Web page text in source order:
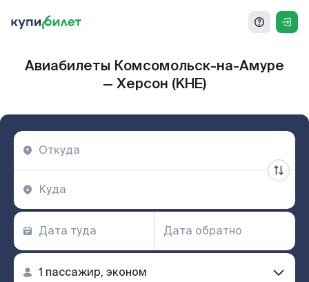
Авиабилеты Комсомольск-на-Амуре
— Херсон (KHE)